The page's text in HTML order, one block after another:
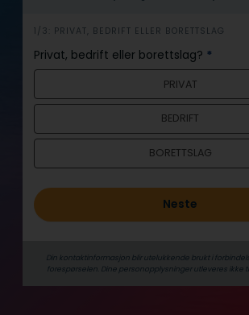
h
e
r
1/3: PRIVAT, BEDRIFT ELLER BORETTSLAG
Privat, bedrift eller borettslag? *
PRIVAT
BEDRIFT
BORETTSLAG
Neste
Din kontaktinformasjon blir utelukkende brukt i
forespørselen. Dine person­­opplysninger utleveres ikke